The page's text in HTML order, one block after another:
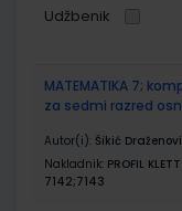
Udžbenik
MATEMATIKA 7;
za sedmi razred
Autor(i): Šikić
Nakladnik: PROFIL
7142;7143